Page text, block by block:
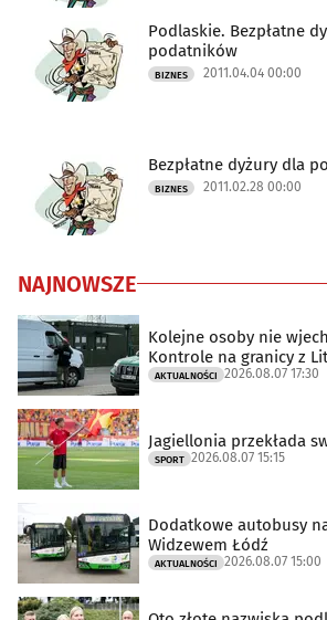
Podlaskie. Bezpłatne
podatników
BIZNES 2011.04.04 00:00
Bezpłatne dyżury dla
BIZNES 2011.02.28 00:00
NAJNOWSZE
Kolejne osoby nie
Kontrole na granicy z
AKTUALNOŚCI 2026.08.07 17:30
Jagiellonia przekłada
SPORT 2026.08.07 15:15
Dodatkowe autobusy
Widzewem Łódź
AKTUALNOŚCI 2026.08.07 15:00